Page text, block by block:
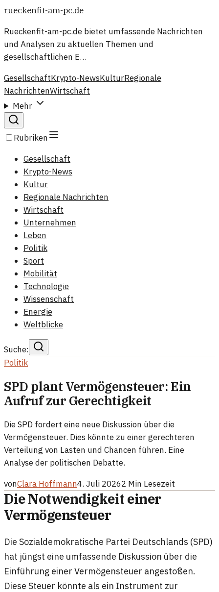
rueckenfit-am-pc.de
Rueckenfit-am-pc.de bietet umfassende Nachrichten
und Analysen zu aktuellen Themen und
gesellschaftlichen E…
GesellschaftKrypto-NewsKulturRegionale
NachrichtenWirtschaft
Mehr
Rubriken
Gesellschaft
Krypto-News
Kultur
Regionale Nachrichten
Wirtschaft
Unternehmen
Leben
Politik
Sport
Mobilität
Technologie
Wissenschaft
Energie
Weltblicke
Suche:
Politik
SPD plant Vermögensteuer: Ein
Aufruf zur Gerechtigkeit
Die SPD fordert eine neue Diskussion über die
Vermögensteuer. Dies könnte zu einer gerechteren
Verteilung von Lasten und Chancen führen. Eine
Analyse der politischen Debatte.
vonClara Hoffmann4. Juli 20262 Min Lesezeit
Die Notwendigkeit einer
Vermögensteuer
Die Sozialdemokratische Partei Deutschlands (SPD)
hat jüngst eine umfassende Diskussion über die
Einführung einer Vermögensteuer angestoßen.
Diese Steuer könnte als ein Instrument zur